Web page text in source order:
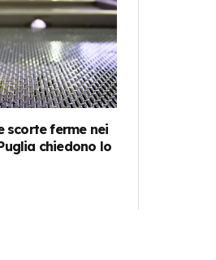
scorte ferme nei
chiedono lo